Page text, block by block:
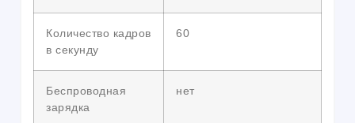
Количество кадров
в секунду
60
Беспроводная
зарядка
нет